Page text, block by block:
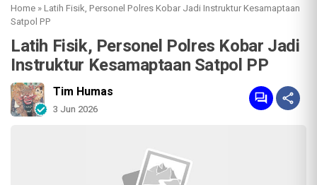
Home »Latih Fisik, Personel Polres Kobar Jadi Instruktur Kesamaptaan
Satpol PP
Latih Fisik, Personel Polres Kobar Jadi
Instruktur Kesamaptaan Satpol PP
Tim Humas
3 Jun 2026